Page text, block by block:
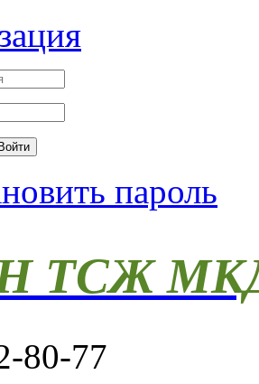
Войти
пароль
ТСЖ
80-77